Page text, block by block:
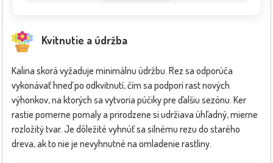
Kvitnutie a údržba
Kalina skorá vyžaduje minimálnu údržbu. Rez sa odporúča
vykonávať hneď po odkvitnutí, čím sa podporí rast nových
výhonkov, na ktorých sa vytvoria púčiky pre ďalšiu sezónu. Ker
rastie pomerne pomaly a prirodzene si udržiava úhľadný, mierne
rozložitý tvar. Je dôležité vyhnúť sa silnému rezu do starého
dreva, ak to nie je nevyhnutné na omladenie rastliny.